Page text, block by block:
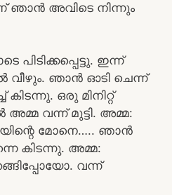
ഞാൻ അവിടെ നിന്നും
ഇന്ന്
വീഴും. ഞാൻ ഓടി ചെന്ന്
ഒരു മിനിറ്റ്
വന്ന് മുട്ടി. അമ്മ:
മോനെ….. ഞാൻ
കിടന്നു. അമ്മ:
വന്ന്